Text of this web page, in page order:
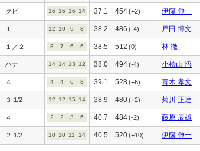
クビ 16 16 16 14 37.1 454(+2) 伊藤 伸一
１ 12 10 9 8 38.2 486 (-4) 戸田 博文
１／２ 8 7 6 6 38.5 512 (0) 林 徹
ハナ 14 14 13 12 38.0 494(-4) 小桧山 悟
４ 4 4 6 8 39.1 528(+6) 青木 孝文
３ 1/2 12 12 15 14 38.9 480(+2) 菊川 正達
４ 2 2 3 6 40.7 484(-2) 藤原 辰雄
２ 1/2 10 10 11 14 40.5 520(+10) 伊藤 伸一